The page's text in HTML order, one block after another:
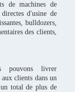
de machines de
d'usine de
bulldozers,
des clients,
pouvons livrer
clients dans un
total de plus de